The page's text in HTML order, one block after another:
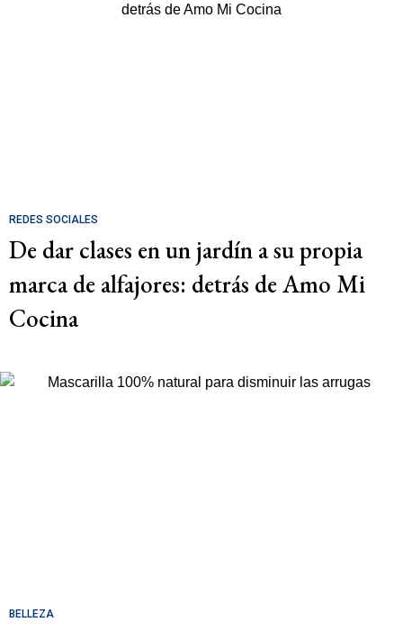
REDES SOCIALES
De dar clases en un jardín a su propia
marca de alfajores: detrás de Amo Mi
Cocina
BELLEZA